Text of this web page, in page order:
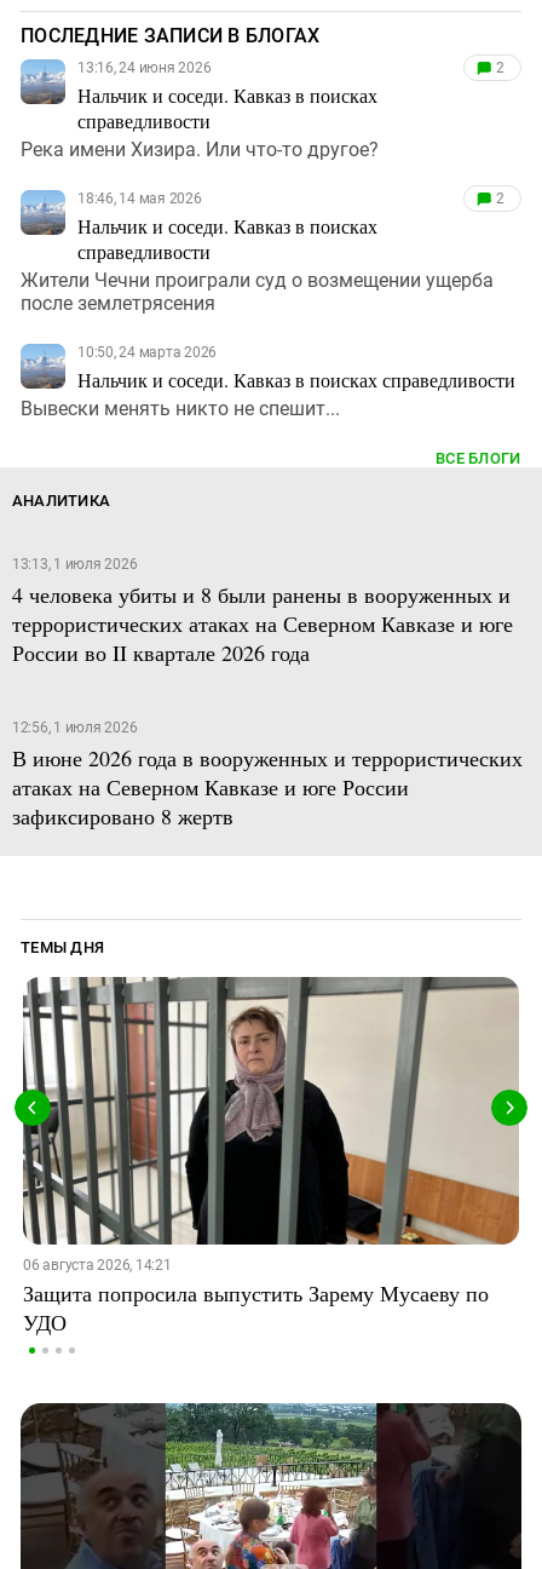
ПОСЛЕДНИЕ ЗАПИСИ В БЛОГАХ
13:16, 24 июня 2026
Нальчик и соседи. Кавказ в поисках
справедливости
2
Река имени Хизира. Или что-то другое?
18:46, 14 мая 2026
Нальчик и соседи. Кавказ в поисках
справедливости
2
Жители Чечни проиграли суд о возмещении ущерба
после землетрясения
10:50, 24 марта 2026
Нальчик и соседи. Кавказ в поисках справедливости
Вывески менять никто не спешит...
ВСЕ БЛОГИ
АНАЛИТИКА
13:13, 1 июля 2026
4 человека убиты и 8 были ранены в вооруженных и
террористических атаках на Северном Кавказе и юге
России во II квартале 2026 года
12:56, 1 июля 2026
В июне 2026 года в вооруженных и террористических
атаках на Северном Кавказе и юге России
зафиксировано 8 жертв
ТЕМЫ ДНЯ
06 августа 2026, 14:21
Защита попросила выпустить Зарему Мусаеву по
УДО